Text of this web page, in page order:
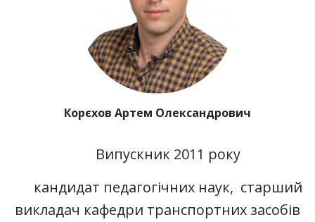
Корєхов Артем Олександрович
Випускник 2011 року
кандидат педагогічних наук, старший
викладач кафедри транспортних засобів